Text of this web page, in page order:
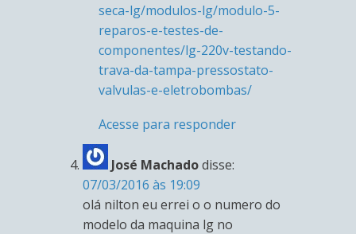
seca-lg/modulos-lg/modulo-5-
reparos-e-testes-de-
componentes/lg-220v-testando-
trava-da-tampa-pressostato-
valvulas-e-eletrobombas/
Acesse para responder
José Machadodisse:
07/03/2016 às 19:09
olá nilton eu errei o o numero do
modelo da maquina lg no